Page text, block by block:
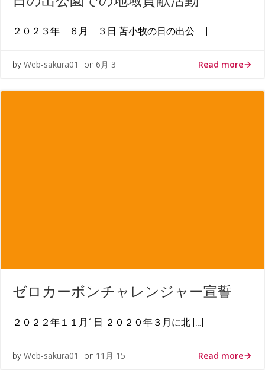
２０２３年 ６月 ３日 苫小牧の日の出公 […]
by Web-sakura01 on 6月 3 Read more
ゼロカーボンチャレンジャー宣誓
２０２２年１１月1日 ２０２０年３月に北 […]
by Web-sakura01 on 11月 15 Read more